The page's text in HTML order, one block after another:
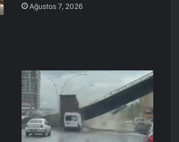
Ağustos 7, 2026